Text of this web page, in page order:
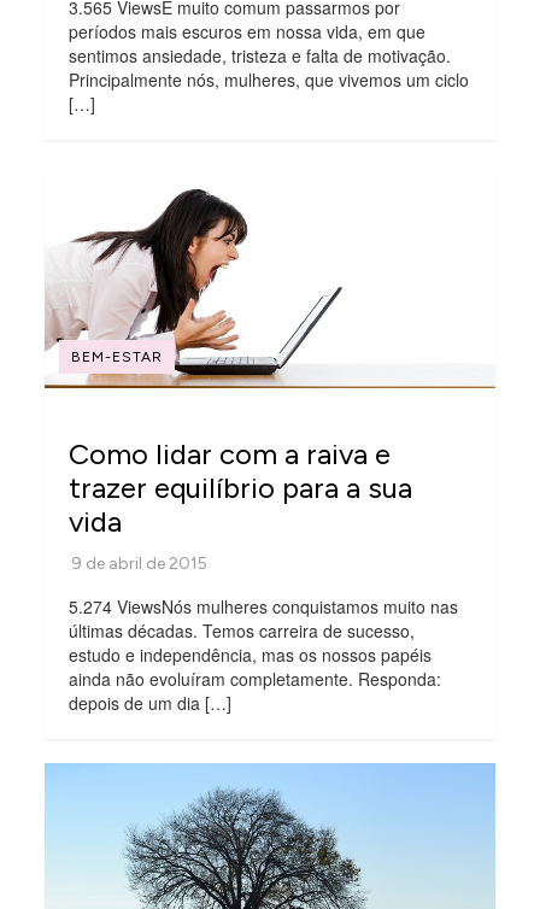
3.565 ViewsÉ muito comum passarmos por
períodos mais escuros em nossa vida, em que
sentimos ansiedade, tristeza e falta de motivação.
Principalmente nós, mulheres, que vivemos um ciclo
[…]
BEM-ESTAR
Como lidar com a raiva e
trazer equilíbrio para a sua
vida
5.274 ViewsNós mulheres conquistamos muito nas
últimas décadas. Temos carreira de sucesso,
estudo e independência, mas os nossos papéis
ainda não evoluíram completamente. Responda:
depois de um dia […]